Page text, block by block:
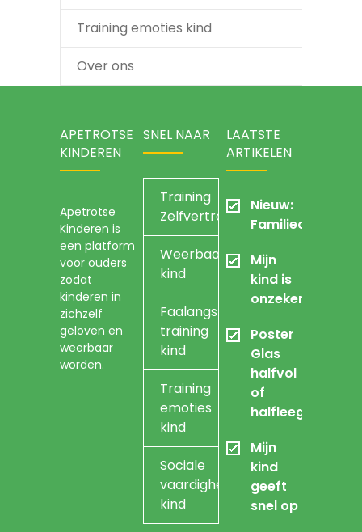
Training emoties kind
Over ons
APETROTSE
KINDEREN
Apetrotse
Kinderen is
een platform
voor ouders
zodat
kinderen in
zichzelf
geloven en
weerbaar
worden.
SNEL NAAR
Training
Zelfvertrouwen
Weerbaarheidstraining
kind
Faalangst
training
kind
Training
emoties
kind
Sociale
vaardigheidstraining
kind
LAATSTE
ARTIKELEN
Nieuw:
Mijn
kind is
onzeker
Poster
Glas
halfvol
of
halfleeg
Mijn
kind
geeft
snel op